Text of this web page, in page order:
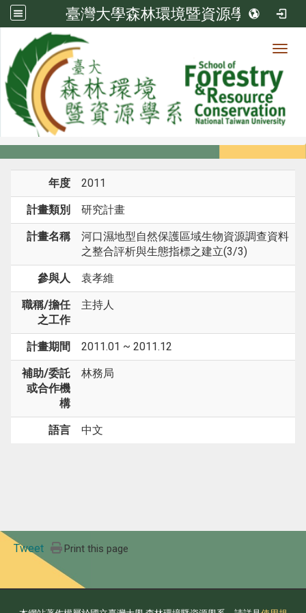
臺灣大學森林環境暨資源學系
系所成員
系所成員
年度 2011
計畫類別 研究計畫
計畫名稱
河口濕地型自然保護區域生物資源調查資料
之整合評析與生態指標之建立(3/3)
參與人 袁孝維
職稱/擔任
之工作
主持人
計畫期間 2011.01 ~ 2011.12
補助/委託
或合作機
構
林務局
語言 中文
Tweet Print this page